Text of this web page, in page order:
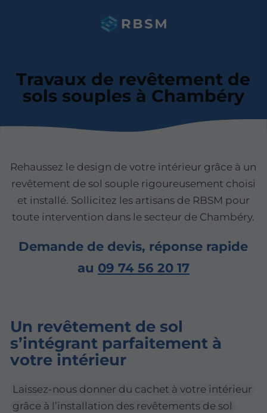
Travaux de revêtement de
sols souples à Chambéry
Rehaussez le design de votre intérieur grâce à un
revêtement de sol souple rigoureusement choisi
et installé. Sollicitez les artisans de RBSM pour
toute intervention dans le secteur de Chambéry.
Demande de devis, réponse rapide
au 09 74 56 20 17
Un revêtement de sol
s’intégrant parfaitement à
votre intérieur
Laissez-nous donner du cachet à votre intérieur
grâce à l’installation des revêtements de sol